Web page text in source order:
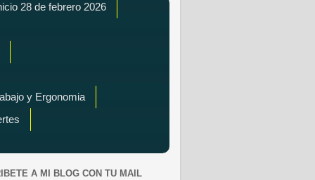
28 de febrero 2026
y Ergonomia
A MI BLOG CON TU MAIL